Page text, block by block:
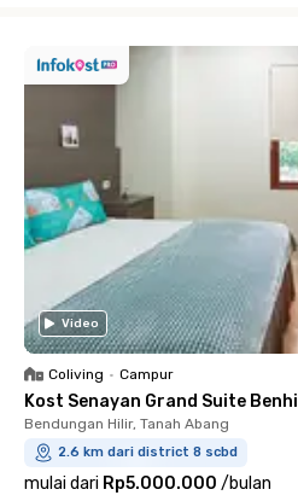
Video
Coliving • Campur
Kost Senayan Grand Suite Benhil
Bendungan Hilir, Tanah Abang
2.6 km dari district 8 scbd
mulai dari Rp5.000.000 /bulan